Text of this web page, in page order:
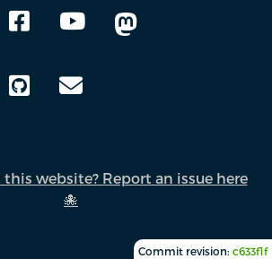
website? Report an issue here
🐙
Commit revision: c633f1f